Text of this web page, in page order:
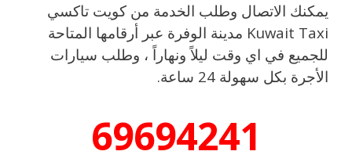
يمكنك الاتصال وطلب الخدمة من كويت تاكسي
Kuwait Taxi مدينة الوفرة عبر أرقامها المتاحة
للجميع في اي وقت ليلاً ونهاراً ، وطلب سيارات
الأجرة بكل سهولة 24 ساعة.
69694241